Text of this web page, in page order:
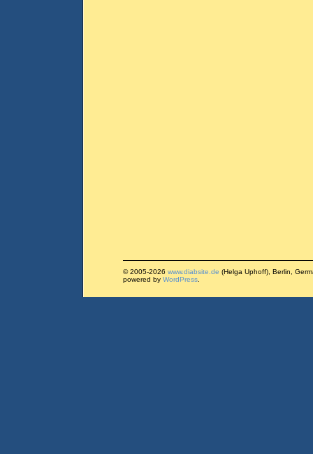
© 2005-2026 www.diabsite.de (Helga Uphoff), Berlin,
powered by WordPress.